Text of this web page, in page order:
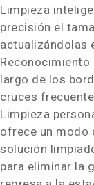
Limpieza
precisión el
actualizándolas
largo de los
cruces
Limpieza
ofrece un modo
solución
para eliminar la